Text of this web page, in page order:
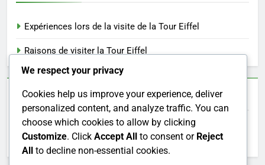
Expériences lors de la visite de la Tour Eiffel
Raisons de visiter la Tour Eiffel
Search
Search
for:
We respect your privacy
Cookies help us improve your experience, deliver
personalized content, and analyze traffic. You can
choose which cookies to allow by clicking
Customize. Click Accept All to consent or Reject
All to decline non-essential cookies.